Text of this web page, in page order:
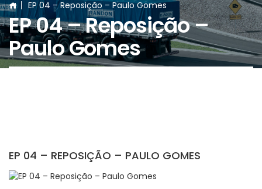
EP 04 – Reposição – Paulo Gomes
EP 04 – Reposição –
Paulo Gomes
EP 04 – REPOSIÇÃO – PAULO GOMES